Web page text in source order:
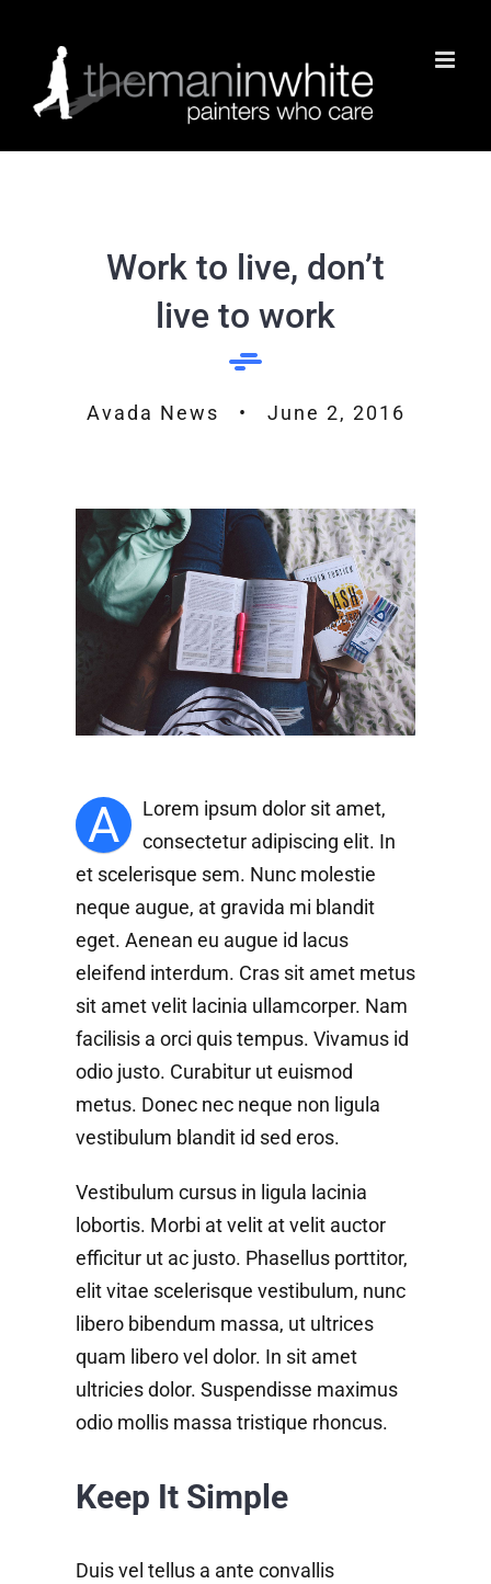
content
Work to live, don’t
live to work
Avada News • June 2, 2016
A
Lorem ipsum dolor sit amet,
consectetur adipiscing elit. In
et scelerisque sem. Nunc molestie
neque augue, at gravida mi blandit
eget. Aenean eu augue id lacus
eleifend interdum. Cras sit amet metus
sit amet velit lacinia ullamcorper. Nam
facilisis a orci quis tempus. Vivamus id
odio justo. Curabitur ut euismod
metus. Donec nec neque non ligula
vestibulum blandit id sed eros.
Vestibulum cursus in ligula lacinia
lobortis. Morbi at velit at velit auctor
efficitur ut ac justo. Phasellus porttitor,
elit vitae scelerisque vestibulum, nunc
libero bibendum massa, ut ultrices
quam libero vel dolor. In sit amet
ultricies dolor. Suspendisse maximus
odio mollis massa tristique rhoncus.
Keep It Simple
Duis vel tellus a ante convallis